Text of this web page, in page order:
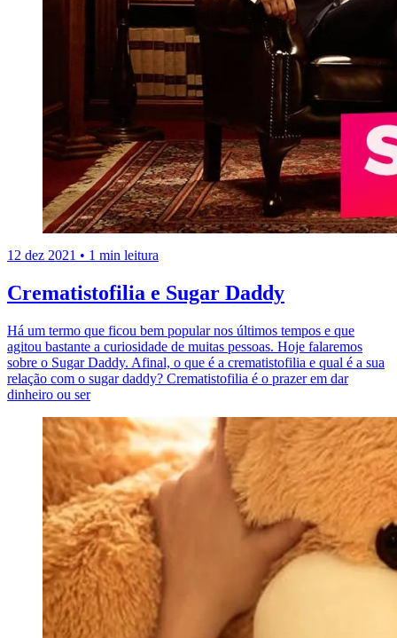
12 dez 2021 • 1 min leitura
Crematistofilia e Sugar Daddy
Há um termo que ficou bem popular nos últimos tempos e que
agitou bastante a curiosidade de muitas pessoas. Hoje falaremos
sobre o Sugar Daddy. Afinal, o que é a crematistofilia e qual é a sua
relação com o sugar daddy? Crematistofilia é o prazer em dar
dinheiro ou ser